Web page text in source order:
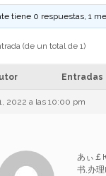
tiene 0 respuestas, 1
(de un total de 1)
Entradas
2022 a las 10:00 pm
あぃ
书,办